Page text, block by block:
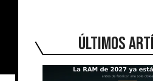
ÚLTIMOS